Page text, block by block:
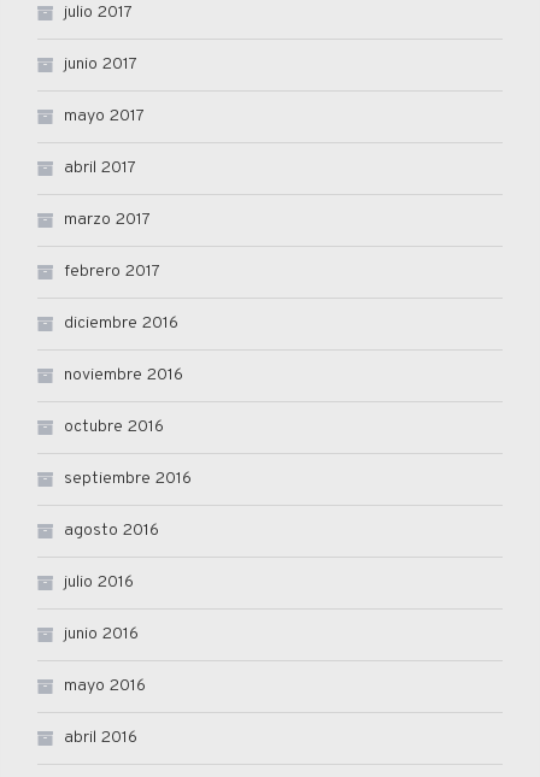
julio 2017
junio 2017
mayo 2017
abril 2017
marzo 2017
febrero 2017
diciembre 2016
noviembre 2016
octubre 2016
septiembre 2016
agosto 2016
julio 2016
junio 2016
mayo 2016
abril 2016